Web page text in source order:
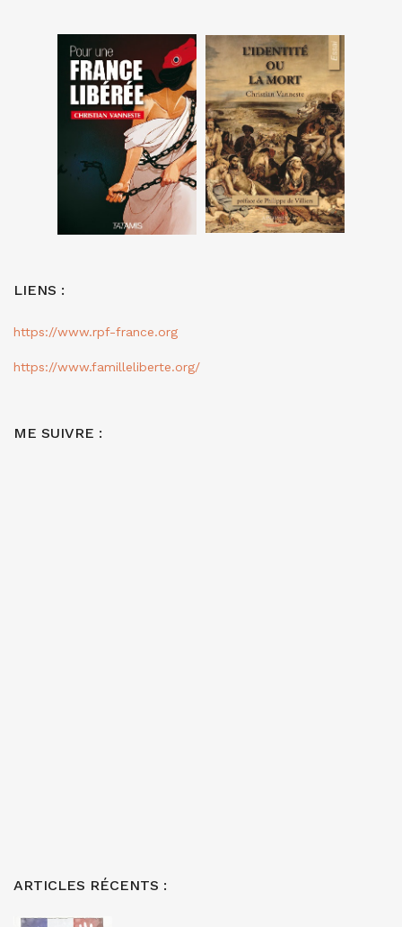
LIENS :
https://www.rpf-france.org
https://www.familleliberte.org/
ME SUIVRE :
ARTICLES RÉCENTS :